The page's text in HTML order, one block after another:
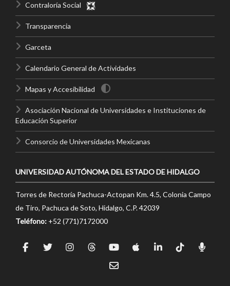
Contraloría Social
Transparencia
Garceta
Calendario General de Actividades
Mapas y Accesibilidad
Asociación Nacional de Universidades e Instituciones de
Educación Superior
Consorcio de Universidades Mexicanas
UNIVERSIDAD AUTÓNOMA DEL ESTADO DE HIDALGO
Torres de Rectoría Pachuca-Actopan Km. 4.5, Colonia Campo
de Tiro, Pachuca de Soto, Hidalgo, C.P. 42039
Teléfono: +52 (771)7172000